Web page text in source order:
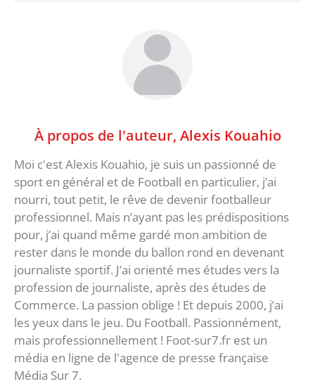
À propos de l'auteur, Alexis Kouahio
Moi c'est Alexis Kouahio, je suis un passionné de
sport en général et de Football en particulier, j’ai
nourri, tout petit, le rêve de devenir footballeur
professionnel. Mais n’ayant pas les prédispositions
pour, j’ai quand même gardé mon ambition de
rester dans le monde du ballon rond en devenant
journaliste sportif. J’ai orienté mes études vers la
profession de journaliste, après des études de
Commerce. La passion oblige ! Et depuis 2000, j’ai
les yeux dans le jeu. Du Football. Passionnément,
mais professionnellement ! Foot-sur7.fr est un
média en ligne de l'agence de presse française
Média Sur 7.